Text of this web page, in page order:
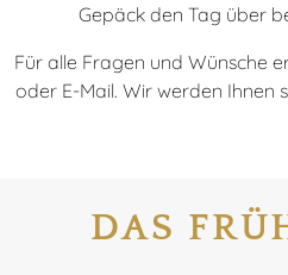
Gepäck den Tag über
Für alle Fragen und Wünsche
oder E-Mail. Wir werden Ihnen
DAS